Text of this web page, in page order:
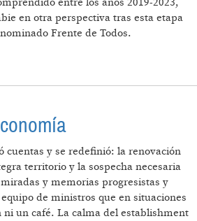
en otra perspectiva tras esta etapa
Frente de Todos.
cuentas y se redefinió: la renovación
territorio y la sospecha necesaria
y memorias progresistas y
de ministros que en situaciones
un café. La calma del establishment